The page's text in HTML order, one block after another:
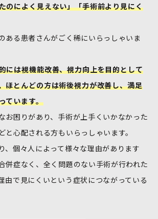
のによく見えない」「手術前より見にく
ある患者さんがごく稀にいらっしゃいま
には視機能改善、視力向上を目的として
ほとんどの方は術後視力が改善し、満足
ています。
お困りがあり、手術が上手くいかなかった
と心配される方もいらっしゃいます。
、個々人によって様々な理由があります
併症なく、全く問題のない手術が行われた
由で見にくいという症状につながっている